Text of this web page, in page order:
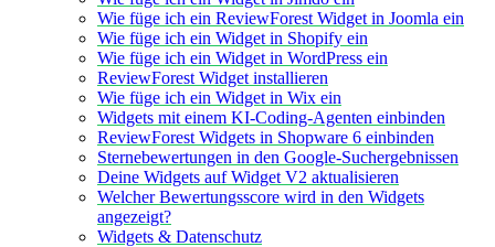
Wie füge ich ein ReviewForest Widget in Joomla ein
Wie füge ich ein Widget in Shopify ein
Wie füge ich ein Widget in WordPress ein
ReviewForest Widget installieren
Wie füge ich ein Widget in Wix ein
Widgets mit einem KI-Coding-Agenten einbinden
ReviewForest Widgets in Shopware 6 einbinden
Sternebewertungen in den Google-Suchergebnissen
Deine Widgets auf Widget V2 aktualisieren
Welcher Bewertungsscore wird in den Widgets
angezeigt?
Widgets & Datenschutz